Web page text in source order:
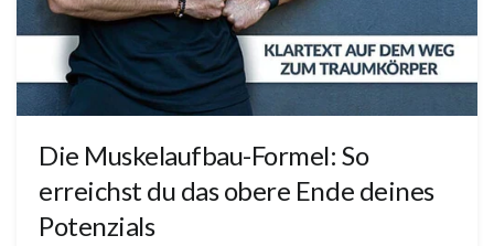
Die Muskelaufbau-Formel: So
erreichst du das obere Ende deines
Potenzials